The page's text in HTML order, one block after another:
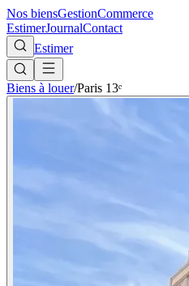
Nos biensGestionCommerce
EstimerJournalContact
Estimer
Biens à louer/Paris 13ᵉ